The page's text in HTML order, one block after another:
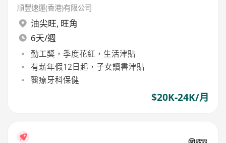
順豐速運(香港)有限公司
油尖旺, 旺角
6天/週
勤工獎，季度花紅，生活津貼
有薪年假12日起，子女讀書津貼
醫療牙科保健
$20K-24K/月